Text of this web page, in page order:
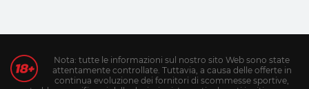
Nota: tutte le informazioni sul nostro sito Web sono state
attentamente controllate. Tuttavia, a causa delle offerte in
continua evoluzione dei fornitori di scommesse sportive,